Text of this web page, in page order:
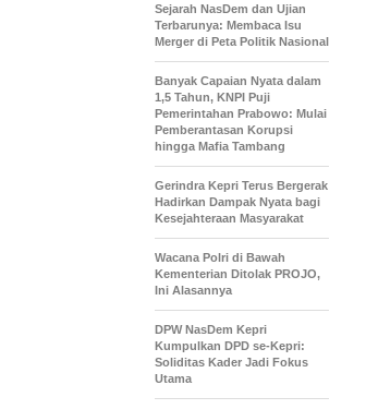
Sejarah NasDem dan Ujian
Terbarunya: Membaca Isu
Merger di Peta Politik Nasional
Banyak Capaian Nyata dalam
1,5 Tahun, KNPI Puji
Pemerintahan Prabowo: Mulai
Pemberantasan Korupsi
hingga Mafia Tambang
Gerindra Kepri Terus Bergerak
Hadirkan Dampak Nyata bagi
Kesejahteraan Masyarakat
Wacana Polri di Bawah
Kementerian Ditolak PROJO,
Ini Alasannya
DPW NasDem Kepri
Kumpulkan DPD se-Kepri:
Soliditas Kader Jadi Fokus
Utama